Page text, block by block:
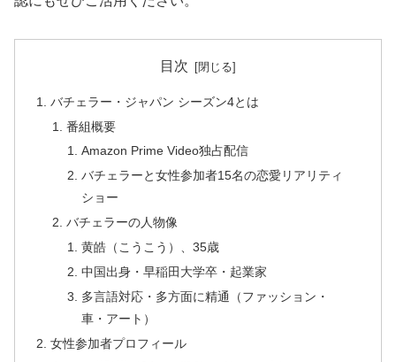
目次
バチェラー・ジャパン シーズン4とは
番組概要
Amazon Prime Video独占配信
バチェラーと女性参加者15名の恋愛リアリティ
ショー
バチェラーの人物像
黄皓（こうこう）、35歳
中国出身・早稲田大学卒・起業家
多言語対応・多方面に精通（ファッション・
車・アート）
女性参加者プロフィール